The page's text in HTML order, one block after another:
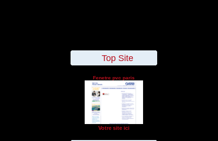
Top Site
Fenetre pvc paris
Votre site ici